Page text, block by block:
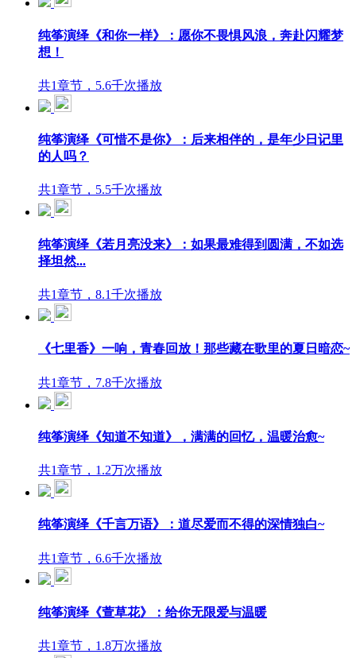
纯筝演绎《和你一样》：愿你不畏惧风浪，奔赴闪耀梦
想！
共1章节，5.6千次播放
纯筝演绎《可惜不是你》：后来相伴的，是年少日记里
的人吗？
共1章节，5.5千次播放
纯筝演绎《若月亮没来》：如果最难得到圆满，不如选
择坦然...
共1章节，8.1千次播放
《七里香》一响，青春回放！那些藏在歌里的夏日暗恋~
共1章节，7.8千次播放
纯筝演绎《知道不知道》，满满的回忆，温暖治愈~
共1章节，1.2万次播放
纯筝演绎《千言万语》：道尽爱而不得的深情独白~
共1章节，6.6千次播放
纯筝演绎《萱草花》：给你无限爱与温暖
共1章节，1.8万次播放